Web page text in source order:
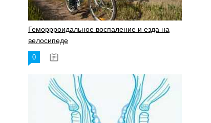
Геморрроидальное воспаление и езда на
велосипеде
0